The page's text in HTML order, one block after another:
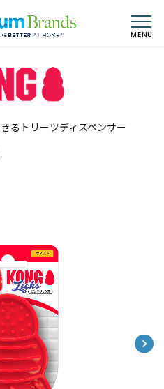
るトリーツディスペンサー